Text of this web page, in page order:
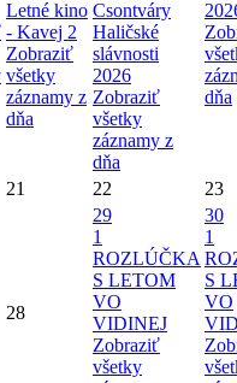
Letné kino
- Kavej 2
Zobraziť
všetky
záznamy z
dňa
Csontváry
Haličské
slávnosti
2026
Zobraziť
všetky
záznamy z
dňa
dňa
21 22 23
28
29
1
ROZLÚČKA
S LETOM
VO
VIDINEJ
Zobraziť
všetky
30
1
S
VO